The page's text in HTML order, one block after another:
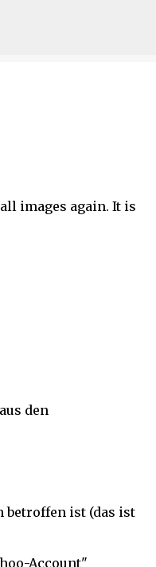
images again. It is
den
betroffen ist (das ist
Account"